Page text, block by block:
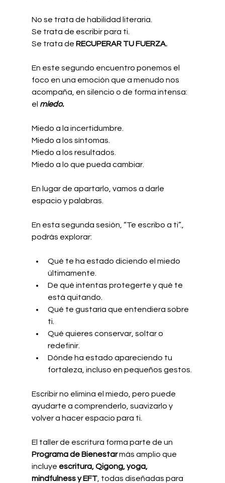
No se trata de habilidad literaria.
Se trata de escribir para ti.
Se trata de RECUPERAR TU FUERZA.
En este segundo encuentro ponemos el
foco en una emoción que a menudo nos
acompaña, en silencio o de forma intensa:
el miedo.
Miedo a la incertidumbre.
Miedo a los síntomas.
Miedo a los resultados.
Miedo a lo que pueda cambiar.
En lugar de apartarlo, vamos a darle
espacio y palabras.
En esta segunda sesión, “Te escribo a ti”.,
podrás explorar:
Qué te ha estado diciendo el miedo
últimamente.
De qué intentas protegerte y qué te
está quitando.
Qué te gustaría que entendiera sobre
ti.
Qué quieres conservar, soltar o
redefinir.
Dónde ha estado apareciendo tu
fortaleza, incluso en pequeños gestos.
Escribir no elimina el miedo, pero puede
ayudarte a comprenderlo, suavizarlo y
volver a hacer espacio para ti.
El taller de escritura forma parte de un
Programa de Bienestar más amplio que
incluye escritura, Qigong, yoga,
mindfulness y EFT, todas diseñadas para